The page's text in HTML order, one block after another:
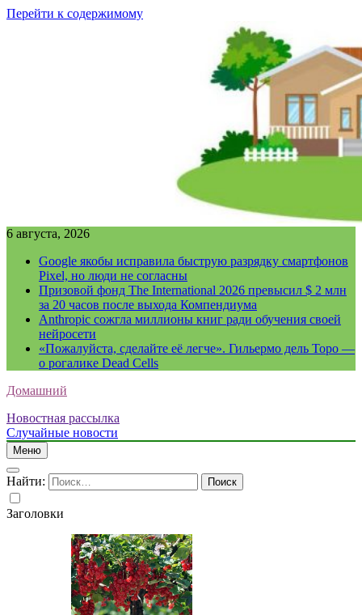
Перейти к содержимому
6 августа, 2026
Google якобы исправила быструю разрядку смартфонов
Pixel, но люди не согласны
Призовой фонд The International 2026 превысил $ 2 млн
за 20 часов после выхода Компендиума
Anthropic сожгла миллионы книг ради обучения своей
нейросети
«Пожалуйста, сделайте её легче». Гильермо дель Торо —
о рогалике Dead Cells
Домашний
Новостная рассылка
Случайные новости
Меню
Найти:
Заголовки